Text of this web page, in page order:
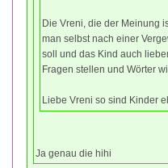
Die Vreni, die der Meinung
man selbst nach einer
soll und das Kind auch
Fragen stellen und Wörter
Liebe Vreni so sind Kinder
Ja genau die hihi